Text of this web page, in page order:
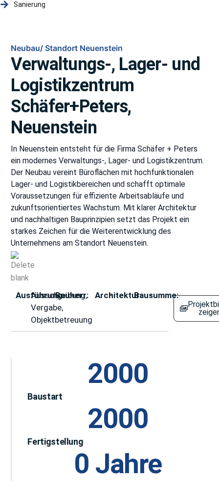
Sanierung
Neubau/ Standort Neuenstein
Verwaltungs-, Lager- und
Logistikzentrum
Schäfer+Peters,
Neuenstein
In Neuenstein entsteht für die Firma Schäfer + Peters
ein modernes Verwaltungs-, Lager- und Logistikzentrum.
Der Neubau vereint Büroflächen mit hochfunktionalen
Lager- und Logistikbereichen und schafft optimale
Voraussetzungen für effiziente Arbeitsabläufe und
zukunftsorientiertes Wachstum. Mit klarer Architektur
und nachhaltigen Bauprinzipien setzt das Projekt ein
starkes Zeichen für die Weiterentwicklung des
Unternehmens am Standort Neuenstein.
Ausführung:
Ausschreibung,
Vergabe,
Objektbetreuung
Bauherr:
- Architektur:
- Bausumme:
-
2000
Baustart
2000
Fertigstellung
0 Jahre